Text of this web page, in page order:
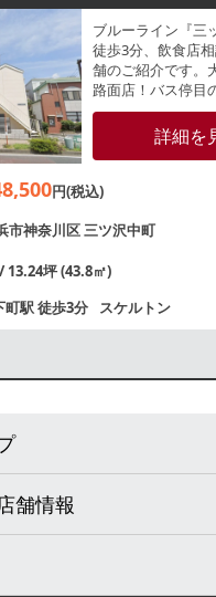
ブルーライン『三
徒歩3分、飲食店
舗のご紹介です。
路面店！バス停目
です。周辺でも飲
業中！諸条件等、
合せください。
詳細を
円(税込)
市神奈川区三ツ沢中町
13.24坪 (43.8㎡)
町駅徒歩3分 スケルトン
舗情報